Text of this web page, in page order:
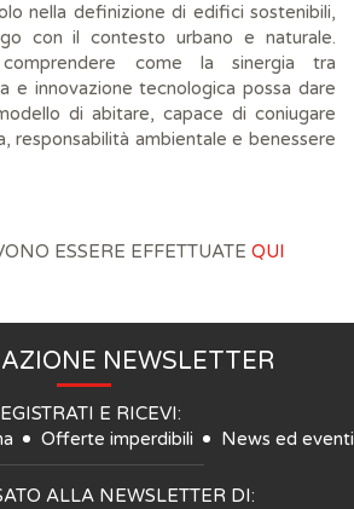
nella definizione di edifici sostenibili,
con il contesto urbano e naturale.
comprendere come la sinergia tra
e innovazione tecnologica possa dare
di abitare, capace di coniugare
responsabilità ambientale e benessere
ESSERE EFFETTUATE QUI
NEWSLETTER
E RICEVI:
Offerte imperdibili News ed eventi
ALLA NEWSLETTER DI: